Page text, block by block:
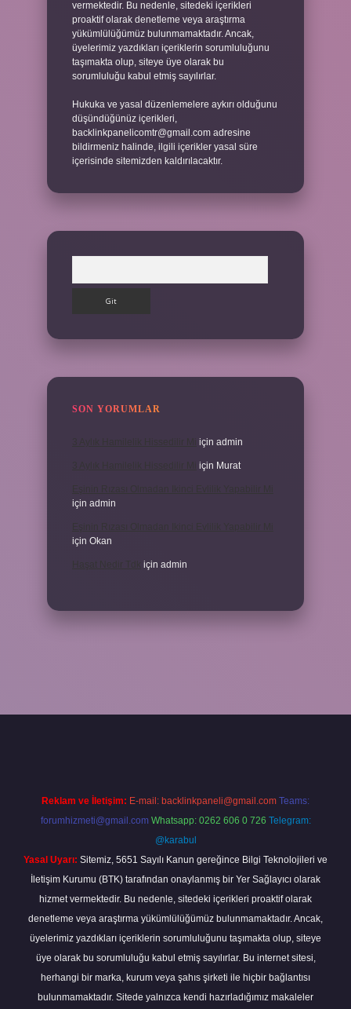
vermektedir. Bu nedenle, sitedeki içerikleri
proaktif olarak denetleme veya araştırma
yükümlülüğümüz bulunmamaktadır. Ancak,
üyelerimiz yazdıkları içeriklerin sorumluluğunu
taşımakta olup, siteye üye olarak bu
sorumluluğu kabul etmiş sayılırlar.
Hukuka ve yasal düzenlemelere aykırı olduğunu
düşündüğünüz içerikleri,
backlinkpanelicomtr@gmail.com adresine
bildirmeniz halinde, ilgili içerikler yasal süre
içerisinde sitemizden kaldırılacaktır.
SON YORUMLAR
için admin
için Murat
için admin
için Okan
için admin
Reklam ve İletişim: E-mail: backlinkpaneli@gmail.com Teams:
forumhizmeti@gmail.com Whatsapp: 0262 606 0 726 Telegram:
@karabul
Yasal Uyarı: Sitemiz, 5651 Sayılı Kanun gereğince Bilgi Teknolojileri ve
İletişim Kurumu (BTK) tarafından onaylanmış bir Yer Sağlayıcı olarak
hizmet vermektedir. Bu nedenle, sitedeki içerikleri proaktif olarak
denetleme veya araştırma yükümlülüğümüz bulunmamaktadır. Ancak,
üyelerimiz yazdıkları içeriklerin sorumluluğunu taşımakta olup, siteye
üye olarak bu sorumluluğu kabul etmiş sayılırlar. Bu internet sitesi,
herhangi bir marka, kurum veya şahıs şirketi ile hiçbir bağlantısı
bulunmamaktadır. Sitede yalnızca kendi hazırladığımız makaleler